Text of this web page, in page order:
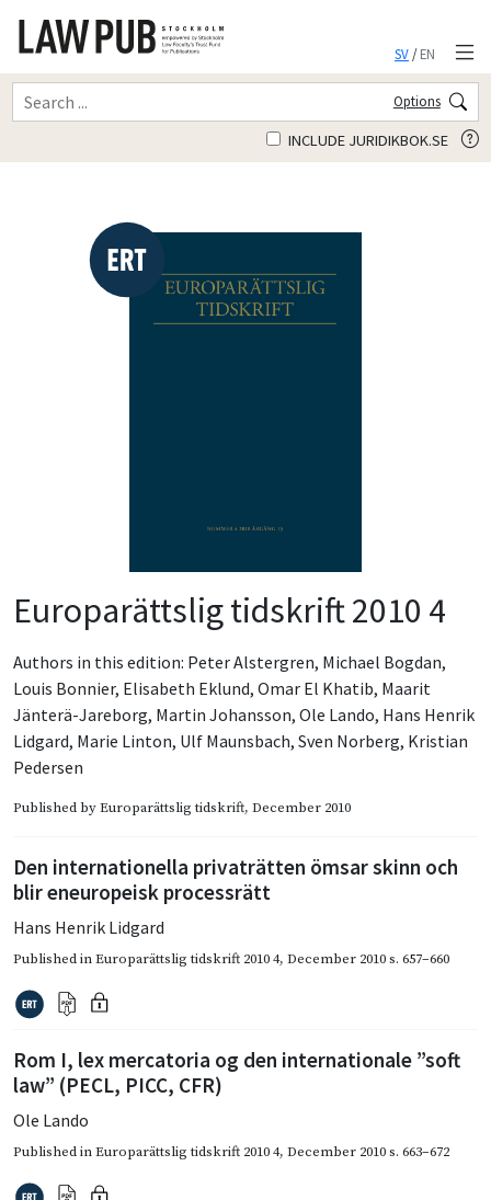
SV/EN
Options
INCLUDE JURIDIKBOK.SE
Europarättslig tidskrift 2010 4
Authors in this edition: Peter Alstergren, Michael Bogdan,
Louis Bonnier, Elisabeth Eklund, Omar El Khatib, Maarit
Jänterä-Jareborg, Martin Johansson, Ole Lando, Hans Henrik
Lidgard, Marie Linton, Ulf Maunsbach, Sven Norberg, Kristian
Pedersen
Published byEuroparättslig tidskrift, December 2010
Den internationella privaträtten ömsar skinn och
blir eneuropeisk processrätt
Hans Henrik Lidgard
Published inEuroparättslig tidskrift 2010 4, December 2010s. 657–660
Rom I, lex mercatoria og den internationale ”soft
law” (PECL, PICC, CFR)
Ole Lando
Published inEuroparättslig tidskrift 2010 4, December 2010s. 663–672